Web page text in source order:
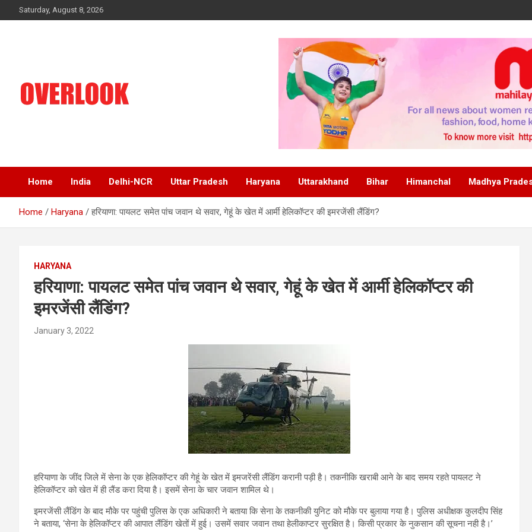
to
Saturday, August 8, 2026
Home India Delhi-NCR Uttar Pradesh Haryana Uttarakhand Bihar Himanchal Madhya
Home Haryana हरियाणा: पायलट समेत पांच जवान थे सवार, गेहूं के खेत में आर्मी हेलिकॉप्टर की इमरजेंसी लैंडिंग?
HARYANA
हरियाणा: पायलट समेत पांच जवान थे सवार, गेहूं के खेत में आर्मी हेलिकॉप्टर की
इमरजेंसी लैंडिंग?
January 3, 2022
हरियाणा के जींद जिले में सेना के एक हेलिकॉप्टर की गेहूं के खेत में इमजरेंसी लैंडिंग करानी पड़ी है। तकनीकि खराबी आने के बाद समय रहते पायलट ने
हेलिकॉप्टर को खेत में ही लैंड करा दिया है। इसमें सेना के चार जवान शामिल थे।
इमरजेंसी लैंडिंग के बाद मौके पर पहुंची पुलिस के एक अधिकारी ने बताया कि सेना के तकनीकी युनिट को मौके पर बुलाया गया है। पुलिस अधीक्षक कुलदीप सिंह
ने बताया, ‘सेना के हेलिकॉप्टर की आपात लैंडिंग खेतों में हुई। उसमें सवार जवान तथा हेलीकाप्टर सुरक्षित है। किसी प्रकार के नुकसान की सूचना नही है।’